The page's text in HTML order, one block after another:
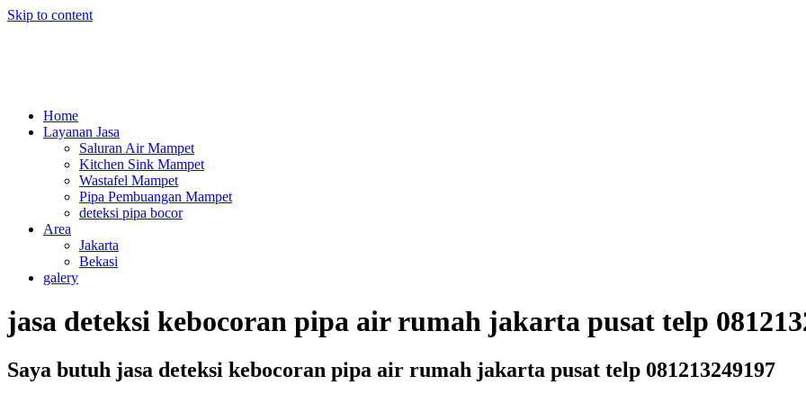
Skip to content
Home
Layanan Jasa
Saluran Air Mampet
Kitchen Sink Mampet
Wastafel Mampet
Pipa Pembuangan Mampet
deteksi pipa bocor
Area
Jakarta
Bekasi
galery
jasa deteksi kebocoran pipa air rumah jakarta pusat telp
Saya butuh jasa deteksi kebocoran pipa air rumah jakarta pusat telp 081213249197